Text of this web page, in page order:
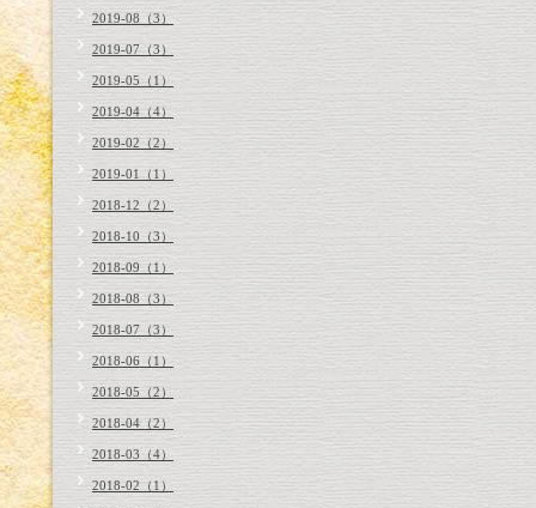
2019-08（3）
2019-07（3）
2019-05（1）
2019-04（4）
2019-02（2）
2019-01（1）
2018-12（2）
2018-10（3）
2018-09（1）
2018-08（3）
2018-07（3）
2018-06（1）
2018-05（2）
2018-04（2）
2018-03（4）
2018-02（1）